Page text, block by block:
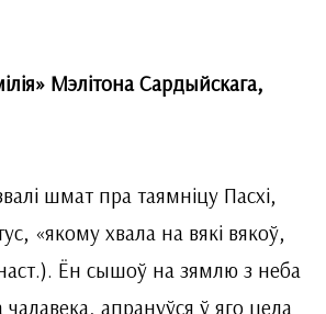
Мэлітона Сардыйскага,
шмат пра таямніцу Пасхі,
«якому хвала на вякі вякоў,
Ён сышоў на зямлю з неба
чалавека, апрануўся ў яго цела